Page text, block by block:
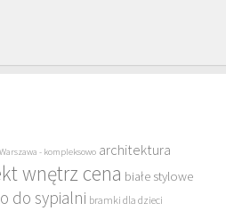
- kompleksowo architektura
wnętrz cena białe stylowe
do sypialni bramki dla dzieci